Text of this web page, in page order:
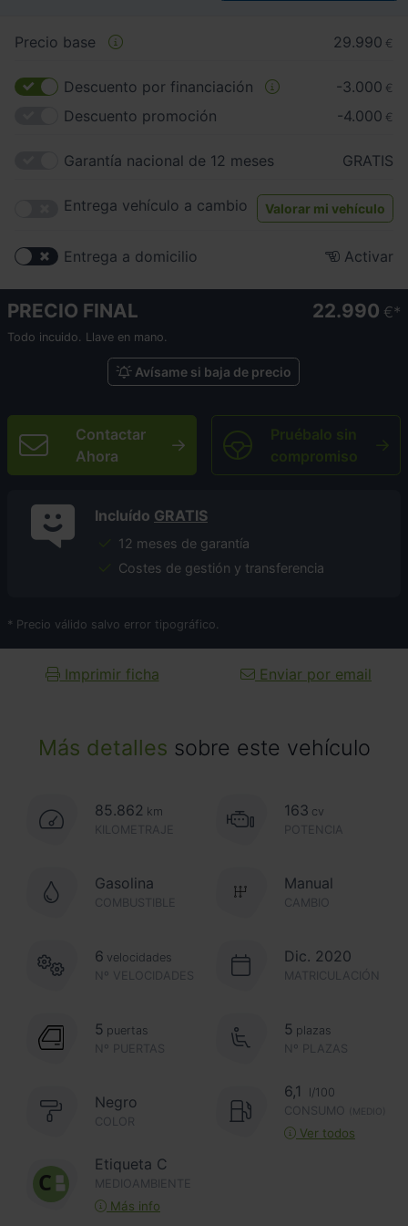
Más detalles sobre este vehículo
85.862 km
KILOMETRAJE
163 cv
POTENCIA
Gasolina
COMBUSTIBLE CAMBIO
Manual
Nº VELOCIDADES
6 velocidades Dic. 2020
MATRICULACIÓN
Nº PUERTAS
5 puertas
Nº PLAZAS
5 plazas
Negro
COLOR
6,1
l/100
CONSUMO
(MEDIO)
Ver todos
Etiqueta C
MEDIOAMBIENTE
Más info
Precio base 29.990 €
Descuento por financiación -3.000 €
Descuento promoción -4.000 €
Garantía nacional de 12 meses GRATIS
Entrega vehículo a cambio Valorar mi vehículo
Entrega a domicilio Activar
PRECIO FINAL 22.990 €
Todo incuido. Llave en mano.
Avísame si baja de precio
Contactar
Ahora
Pruébalo sin
compromiso
Incluído GRATIS
12 meses de garantía
Costes de gestión y transferencia
* Precio válido salvo error tipográfico.
Imprimir ficha Enviar por email